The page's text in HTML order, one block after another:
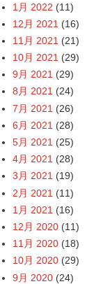
1月 2022 (11)
12月 2021 (16)
11月 2021 (21)
10月 2021 (29)
9月 2021 (29)
8月 2021 (24)
7月 2021 (26)
6月 2021 (28)
5月 2021 (25)
4月 2021 (28)
3月 2021 (19)
2月 2021 (11)
1月 2021 (16)
12月 2020 (11)
11月 2020 (18)
10月 2020 (29)
9月 2020 (24)